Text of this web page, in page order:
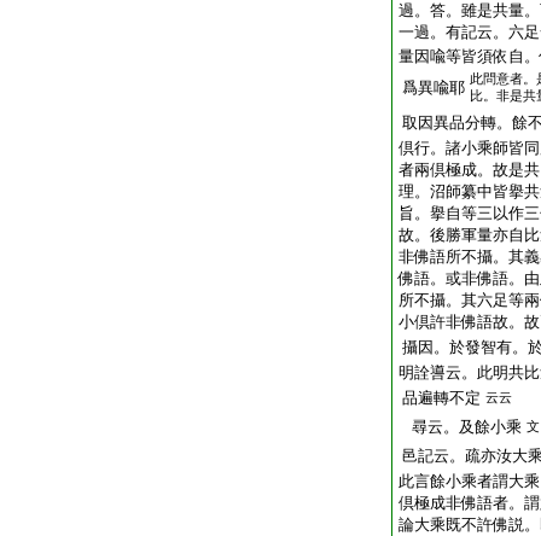
過。答。雖是共量
一過。有記云。六
量因喩等皆須依自
爲異喩耶 此問意者。
比。非是共
取因異品分轉。餘
倶行。諸小乘師皆
者兩倶極成。故是
理。沼師纂中皆擧
旨。擧自等三以作
故。後勝軍量亦自
非佛語所不攝。其
佛語。或非佛語。
所不攝。其六足等
小倶許非佛語故。
攝因。於發智有。
明詮噵云。此明共
品遍轉不定 云云
尋云。及餘小乘 文
邑記云。疏亦汝大
此言餘小乘者謂大乘
倶極成非佛語者。
論大乘既不許佛説